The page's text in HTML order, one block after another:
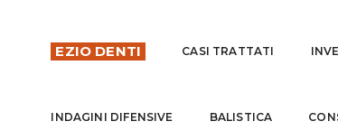
EZIO DENTI CASI TRATTATI
INDAGINI DIFENSIVE BALISTICA